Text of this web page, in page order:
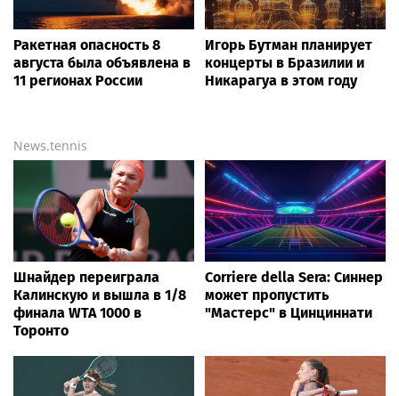
Ракетная опасность 8
августа была объявлена в
11 регионах России
Игорь Бутман планирует
концерты в Бразилии и
Никарагуа в этом году
News.tennis
Шнайдер переиграла
Калинскую и вышла в 1/8
финала WTA 1000 в
Торонто
Corriere della Sera: Синнер
может пропустить
"Мастерс" в Цинциннати